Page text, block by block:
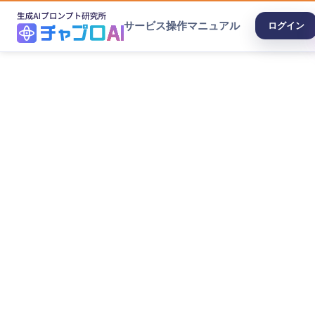
サービス操作マニュアル ログイン